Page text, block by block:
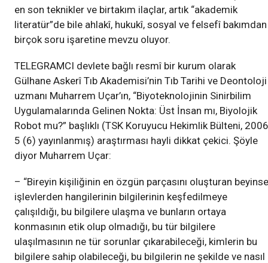
en son teknikler ve birtakım ilaçlar, artık “akademik
literatür”de bile ahlakî, hukukî, sosyal ve felsefî bakımdan
birçok soru işaretine mevzu oluyor.
TELEGRAMCI devlete bağlı resmî bir kurum olarak
Gülhane Askerî Tıb Akademisi’nin Tıb Tarihi ve Deontoloji
uzmanı Muharrem Uçar’ın, “Biyoteknolojinin Sinirbilim
Uygulamalarında Gelinen Nokta: Üst İnsan mı, Biyolojik
Robot mu?” başlıklı (TSK Koruyucu Hekimlik Bülteni,
5 (6) yayınlanmış) araştırması hayli dikkat çekici. Şöyle
diyor Muharrem Uçar:
– “Bireyin kişiliğinin en özgün parçasını oluşturan
işlevlerden hangilerinin bilgilerinin keşfedilmeye
çalışıldığı, bu bilgilere ulaşma ve bunların ortaya
konmasının etik olup olmadığı, bu tür bilgilere
ulaşılmasının ne tür sorunlar çıkarabileceği, kimlerin bu
bilgilere sahip olabileceği, bu bilgilerin ne şekilde ve nasıl